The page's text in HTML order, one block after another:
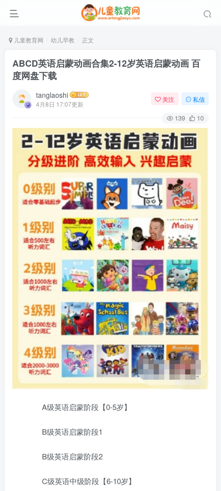
儿童教育网 幼儿早教 正文
ABCD英语启蒙动画合集2-12岁英语启蒙动画 百
度网盘下载
tanglaoshi
4月8日 17:07更新
关注 私信
139 10
A级英语启蒙阶段【0-5岁】
B级英语启蒙阶段1
B级英语启蒙阶段2
C级英语中级阶段【6-10岁】